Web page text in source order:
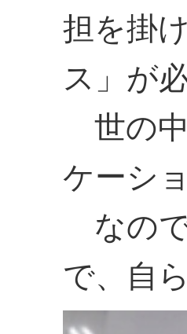
担を掛
ス」が必
世の中
ケーシ
なので
で、自